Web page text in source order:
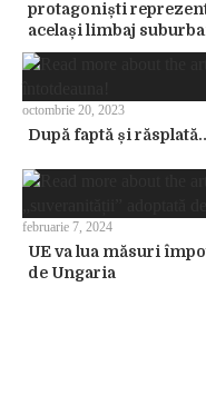
protagoniști
același limbaj
După faptă și
octombrie 20, 2023
UE va lua măsuri
de Ungaria
februarie 7, 2024